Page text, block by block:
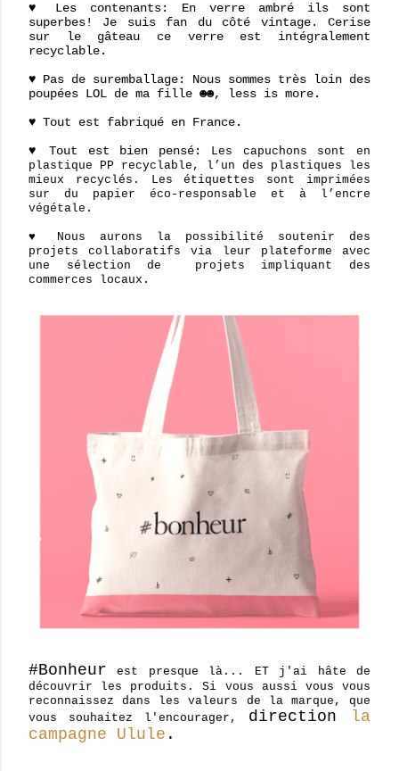
♥ Les contenants: En verre ambré ils sont
superbes! Je suis fan du côté vintage. Cerise
sur le gâteau ce verre est intégralement
recyclable.
♥ Pas de suremballage: Nous sommes très loin des
poupées LOL de ma fille ☻☻, less is more.
♥ Tout est fabriqué en France.
♥ Tout est bien pensé: Les capuchons sont en
plastique PP recyclable, l’un des plastiques les
mieux recyclés. Les étiquettes sont imprimées
sur du papier éco-responsable et à l’encre
végétale.
♥ Nous aurons la possibilité soutenir des
projets collaboratifs via leur plateforme avec
une sélection de projets impliquant des
commerces locaux.
#Bonheur est presque là... ET j'ai hâte de
découvrir les produits. Si vous aussi vous vous
reconnaissez dans les valeurs de la marque, que
vous souhaitez l'encourager, direction la
campagne Ulule .